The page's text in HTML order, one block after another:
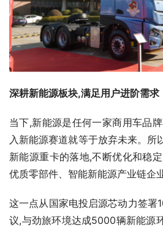
深耕新能源板块,满足用户进阶需求
当下,新能源是任何一家商用车品
入新能源赛道就等于放弃未来。所
新能源重卡的落地,不断优化和稳
优质零部件、智能新能源产业链企
这一点从国家电投启源芯动力签署
议,与劲旅环境达成5000辆新能源